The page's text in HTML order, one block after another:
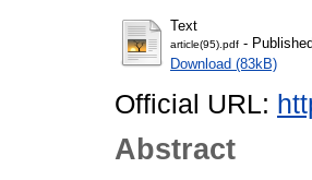
Text
article(95).pdf -
Download (83kB)
Official URL:
Abstract